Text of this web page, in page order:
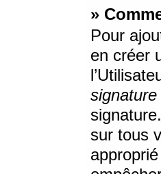
»
Pour
en créer
signature
sur tous